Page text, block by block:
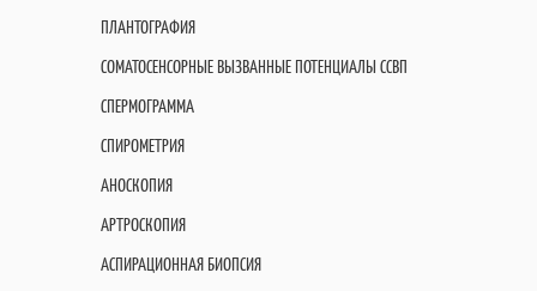
ПЛАНТОГРАФИЯ
СОМАТОСЕНСОРНЫЕ ВЫЗВАННЫЕ ПОТЕНЦИАЛЫ ССВП
СПЕРМОГРАММА
СПИРОМЕТРИЯ
АНОСКОПИЯ
АРТРОСКОПИЯ
АСПИРАЦИОННАЯ БИОПСИЯ